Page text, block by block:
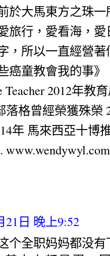
於大馬東方之珠
旅行，愛看海，
，所以一直經營
癌童教會我的事
Teacher 2012年教
落格曾經榮獲殊榮
年 馬來西亞十博
21日 晚上9:52
个全职妈妈都没